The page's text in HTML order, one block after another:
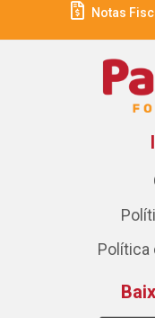
Notas
Política